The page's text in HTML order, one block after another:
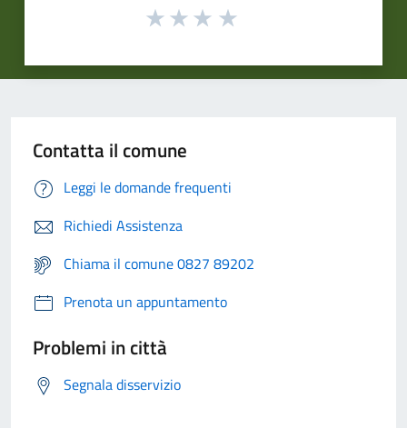
Contatta il comune
Leggi le domande frequenti
Richiedi Assistenza
Chiama il comune 0827 89202
Prenota un appuntamento
Problemi in città
Segnala disservizio